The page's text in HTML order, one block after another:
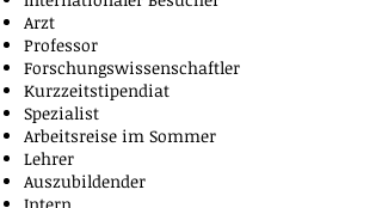
Arzt
Professor
Forschungswissenschaftler
Kurzzeitstipendiat
Spezialist
Arbeitsreise im Sommer
Lehrer
Auszubildender